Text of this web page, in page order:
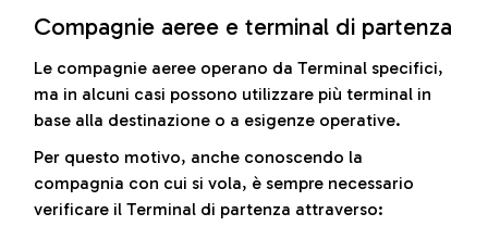
Compagnie aeree e terminal di partenza
Le compagnie aeree operano da Terminal specifici,
ma in alcuni casi possono utilizzare più terminal in
base alla destinazione o a esigenze operative.
Per questo motivo, anche conoscendo la
compagnia con cui si vola, è sempre necessario
verificare il Terminal di partenza attraverso: